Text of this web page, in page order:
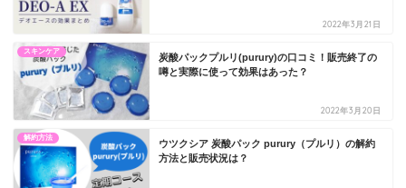
2022年3月21日
スキンケア
炭酸パックプルリ(purury)の口コミ！販売終了の
噂と実際に使って効果はあった？
2022年3月20日
解約方法
ウツクシア 炭酸パック purury（プルリ）の解約
方法と販売状況は？